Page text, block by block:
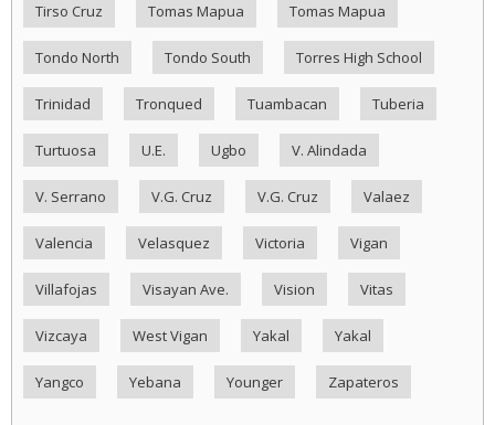
Tirso Cruz Tomas Mapua Tomas Mapua
Tondo North Tondo South Torres High School
Trinidad Tronqued Tuambacan Tuberia
Turtuosa U.E. Ugbo V. Alindada
V. Serrano V.G. Cruz V.G. Cruz Valaez
Valencia Velasquez Victoria Vigan
Villafojas Visayan Ave. Vision Vitas
Vizcaya West Vigan Yakal Yakal
Yangco Yebana Younger Zapateros